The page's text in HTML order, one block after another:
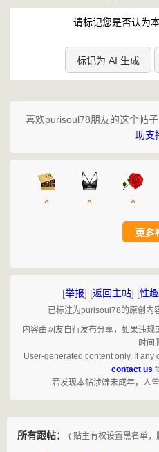
请标记您是否认为
标记为 AI 生成
喜欢purisoul78朋友的这个帖
助支
^ ^ ^
[举报] [返回主帖] [性
已标注为purisoul78的原创内
内容由网友自行发布分享，如果违规
一时间
User-generated content only. If
contact us
若发现本帖涉嫌未成年，人兽
所有跟帖： ( 贴主有权设置黑名单